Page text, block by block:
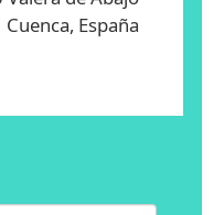
Cuenca, España